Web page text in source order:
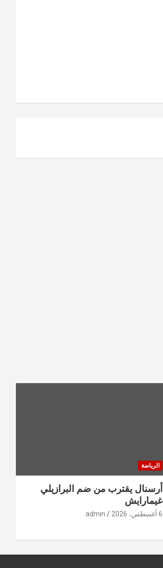
الرياضة
أرسنال يقترب من ضم البرازيلي
غيمارايش
6 أغسطس، 2026 admin